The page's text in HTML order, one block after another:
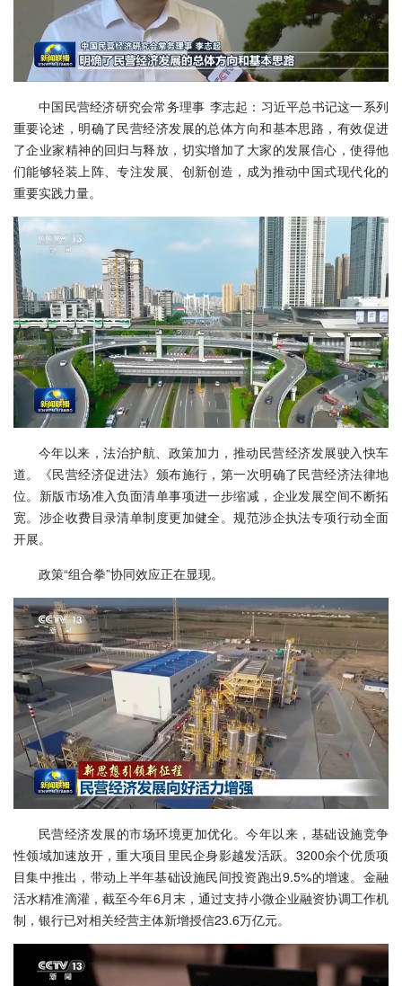
中国民营经济研究会常务理事 李志起：习近平总书记这一系列
重要论述，明确了民营经济发展的总体方向和基本思路，有效促进
了企业家精神的回归与释放，切实增加了大家的发展信心，使得他
们能够轻装上阵、专注发展、创新创造，成为推动中国式现代化的
重要实践力量。
今年以来，法治护航、政策加力，推动民营经济发展驶入快车
道。《民营经济促进法》颁布施行，第一次明确了民营经济法律地
位。新版市场准入负面清单事项进一步缩减，企业发展空间不断拓
宽。涉企收费目录清单制度更加健全。规范涉企执法专项行动全面
开展。
政策“组合拳”协同效应正在显现。
民营经济发展的市场环境更加优化。今年以来，基础设施竞争
性领域加速放开，重大项目里民企身影越发活跃。3200余个优质项
目集中推出，带动上半年基础设施民间投资跑出9.5%的增速。金融
活水精准滴灌，截至今年6月末，通过支持小微企业融资协调工作机
制，银行已对相关经营主体新增授信23.6万亿元。